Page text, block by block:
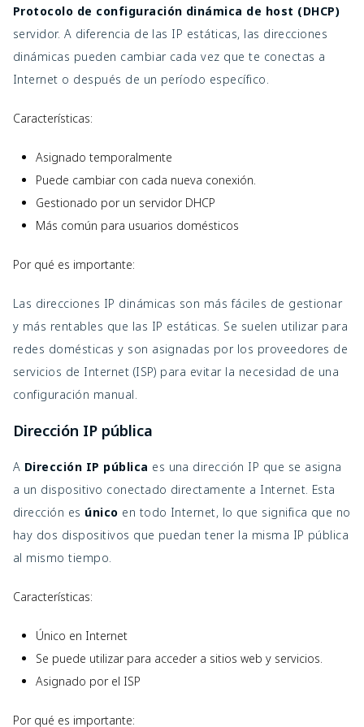
Protocolo de configuración dinámica de host (DHCP)
servidor. A diferencia de las IP estáticas, las direcciones
dinámicas pueden cambiar cada vez que te conectas a
Internet o después de un período específico.
Características:
Asignado temporalmente
Puede cambiar con cada nueva conexión.
Gestionado por un servidor DHCP
Más común para usuarios domésticos
Por qué es importante:
Las direcciones IP dinámicas son más fáciles de gestionar
y más rentables que las IP estáticas. Se suelen utilizar para
redes domésticas y son asignadas por los proveedores de
servicios de Internet (ISP) para evitar la necesidad de una
configuración manual.
Dirección IP pública
A Dirección IP pública es una dirección IP que se asigna
a un dispositivo conectado directamente a Internet. Esta
dirección es único en todo Internet, lo que significa que no
hay dos dispositivos que puedan tener la misma IP pública
al mismo tiempo.
Características:
Único en Internet
Se puede utilizar para acceder a sitios web y servicios.
Asignado por el ISP
Por qué es importante: